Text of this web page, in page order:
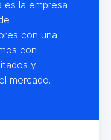
es la empresa
con una
con
y
mercado.